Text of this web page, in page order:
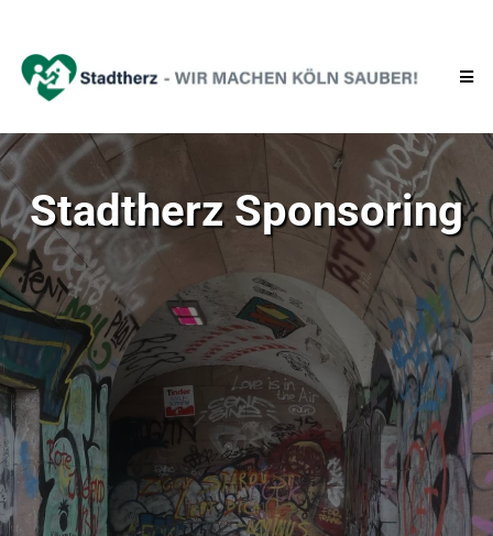
Stadtherz Sponsoring